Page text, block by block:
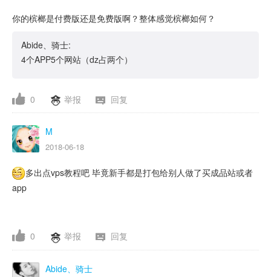
你的槟榔是付费版还是免费版啊？整体感觉槟榔如何？
Abide、骑士:
4个APP5个网站（dz占两个）
0 举报 回复
M
2018-06-18
多出点vps教程吧 毕竟新手都是打包给别人做了买成品站或者
app
0 举报 回复
Abide、骑士